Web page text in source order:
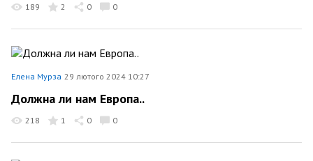
189 2 0 0
Елена Мурза 29 лютого 2024 10:27
Должна ли нам Европа..
218 1 0 0